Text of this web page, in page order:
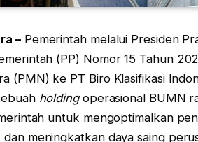
–Pemerintah melalui Presiden
(PP) Nomor 15 Tahun
(PMN) ke PT Biro Klasifikasi
holdingoperasional BUMN
untuk mengoptimalkan
dan meningkatkan daya saing